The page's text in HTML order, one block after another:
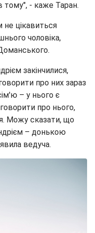
тому", - каже Таран.
не цікавиться
чоловіка,
закінчилися,
про них зараз
– у нього є
про нього,
Можу сказати, що
– донькою
ведуча.